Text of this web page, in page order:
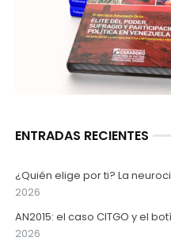
ENTRADAS RECIENTES
¿Quién elige por ti? La
2026
AN2015: el caso CITGO y el
2026